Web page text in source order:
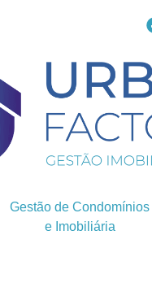
Gestão de Condomínios
e Imobiliária